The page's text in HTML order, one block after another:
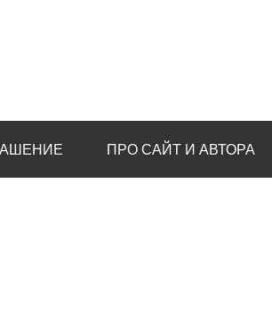
ПРО САЙТ И АВТОРА